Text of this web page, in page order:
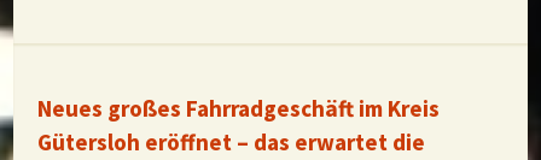
Neues großes Fahrradgeschäft im Kreis
Gütersloh eröffnet – das erwartet die